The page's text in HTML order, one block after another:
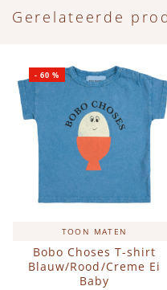
Gerelateerde
TOON MATEN
Bobo Choses T-shirt
Blauw/Rood/Creme Ei
Baby
-60 %